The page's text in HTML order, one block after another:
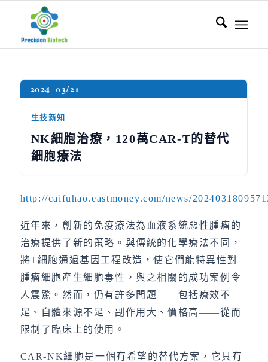
2024 03/21
生技新知
NK細胞治療，120萬CAR-T的替代
細胞療法
http://caifuhao.eastmoney.com/news/
近年來，創新的免疫療法為血液系統惡性腫瘤的
治療提供了新的策略。與傳統的化學療法不同，
將T細胞通過基因工程改造，使它們能特異性對
腫瘤細胞產生細胞毒性，與之相關的成功案例令
人震驚。然而，仍有許多問題——包括療效不
足、自體來源不足、副作用大、價格高——從而
限制了臨床上的使用。
CAR-NK細胞是一個有希望的替代方案，它具有